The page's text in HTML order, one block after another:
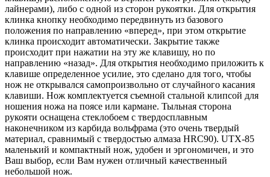
лайнерами), либо с одной из сторон рукоятки. Для открытия
клинка кнопку необходимо передвинуть из базового
положения по направлению «вперед», при этом открытие
клинка происходит автоматически. Закрытие также
происходит при нажатии на эту же клавишу, но по
направлению «назад». Для открытия необходимо приложить к
клавише определенное усилие, это сделано для того, чтобы
нож не открывался самопроизвольно от случайного касания
клавиши. Нож комплектуется съемной стальной клипсой для
ношения ножа на поясе или кармане. Тыльная сторона
рукояти оснащена стеклобоем с твердосплавным
наконечником из карбида вольфрама (это очень твердый
материал, сравнимый с твердостью алмаза HRC90). UTX-85
маленький и компактный нож, удобен и эргономичен, и это
Ваш выбор, если Вам нужен отличный качественный
небольшой нож.